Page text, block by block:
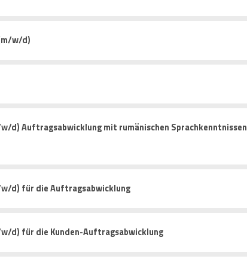
w/d)
d) Auftragsabwicklung mit rumänischen Sprachkenntnissen
d) für die Auftragsabwicklung
d) für die Kunden-Auftragsabwicklung